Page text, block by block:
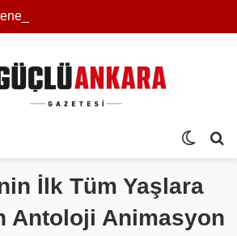
Dış
İlk Tüm Yaşlara
Antoloji Animasyon